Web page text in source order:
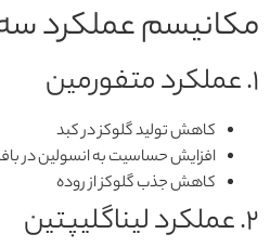
مکانیسم عملکرد سه
۱. عملکرد متفورمین
کاهش تولید گلوکز در کبد
افزایش حساسیت به انسولین در
کاهش جذب گلوکز از روده
۲. عملکرد لیناگلیپتین